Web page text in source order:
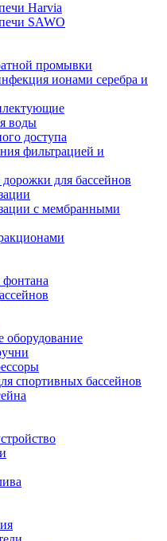
Harvia
SAWO
промывки
ионами серебра и
воды
доступа
фильтрацией и
для бассейнов
с мембранными
оборудование
спортивных бассейнов